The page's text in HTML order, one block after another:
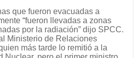
que fueron evacuadas a
“fueron llevadas a zonas
por la radiación” dijo SPCC.
Ministerio de Relaciones
más tarde lo remitió a la